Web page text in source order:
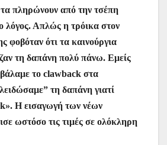
πληρώνουν από την τσέπη
λόγος. Απλώς η τρόικα στον
φοβόταν ότι τα καινούργια
τη δαπάνη πολύ πάνω. Εμείς
το clawback στα
τη δαπάνη γιατί
Η εισαγωγή των νέων
ωστόσο τις τιμές σε ολόκληρη